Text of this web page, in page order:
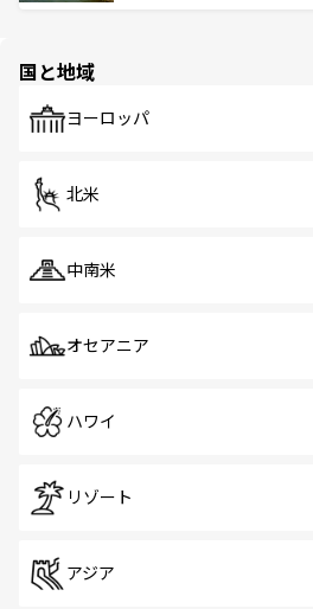
で、ホーカーズは地元の風情
国と地域
ヨーロッパ
北米
中南米
オセアニア
ハワイ
リゾート
アジア